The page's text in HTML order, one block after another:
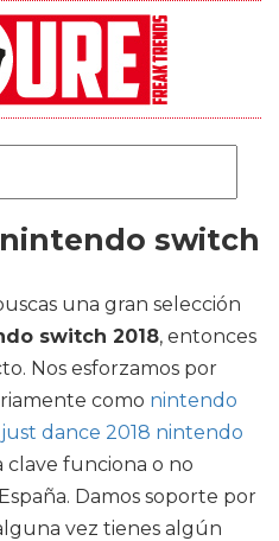
switch
una gran selección
switch 2018, entonces
Nos esforzamos por
como nintendo
just dance 2018 nintendo
clave funciona o no
Damos soporte por
vez tienes algún